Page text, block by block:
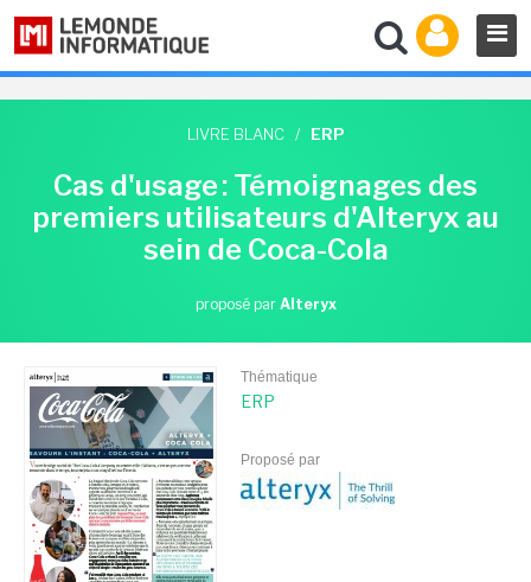
LIVRE BLANC / ERP
Cas d'usage : Témoignages des
premiers utilisateurs d'Alteryx au
sein de Coca-Cola
proposé par Alteryx
Thématique
ERP
Proposé par